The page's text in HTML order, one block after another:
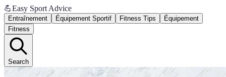
💪Easy Sport Advice
Entraînement Équipement Sportif Fitness Tips
Équipement
Fitness
Search